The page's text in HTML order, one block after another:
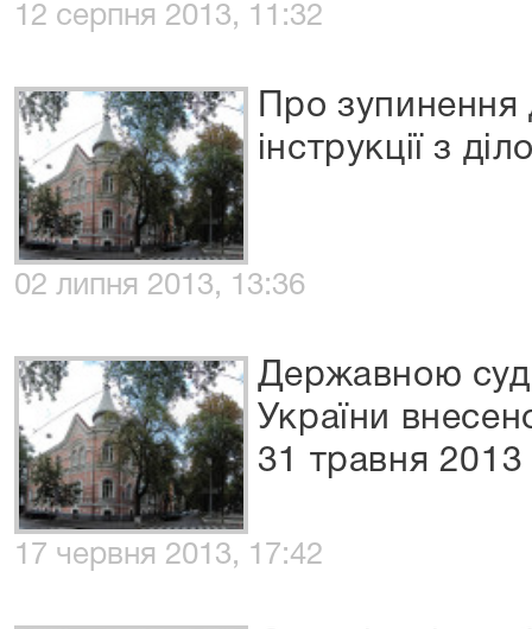
12 серпня 2013, 11:32
Про зупинення
інструкції з
02 липня 2013, 13:36
Державною
України
31 травня
17 червня 2013, 17:42